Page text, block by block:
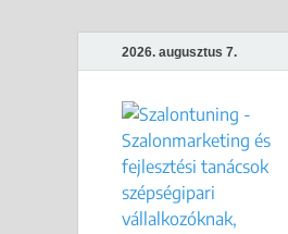
2026. augusztus 7.